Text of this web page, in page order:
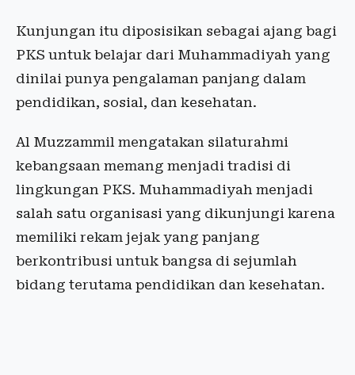
Kunjungan itu diposisikan sebagai ajang bagi
PKS untuk belajar dari Muhammadiyah yang
dinilai punya pengalaman panjang dalam
pendidikan, sosial, dan kesehatan.
Al Muzzammil mengatakan silaturahmi
kebangsaan memang menjadi tradisi di
lingkungan PKS. Muhammadiyah menjadi
salah satu organisasi yang dikunjungi karena
memiliki rekam jejak yang panjang
berkontribusi untuk bangsa di sejumlah
bidang terutama pendidikan dan kesehatan.